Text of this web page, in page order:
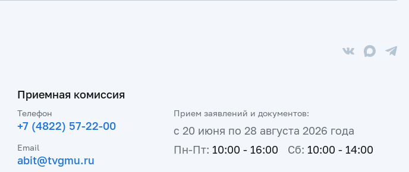
Приемная комиссия
Телефон
+7 (4822) 57-22-00
Email
abit@tvgmu.ru
Прием заявлений и документов:
с 20 июня по 28 августа 2026 года
Пн-Пт: 10:00 - 16:00 Сб: 10:00 - 14:00